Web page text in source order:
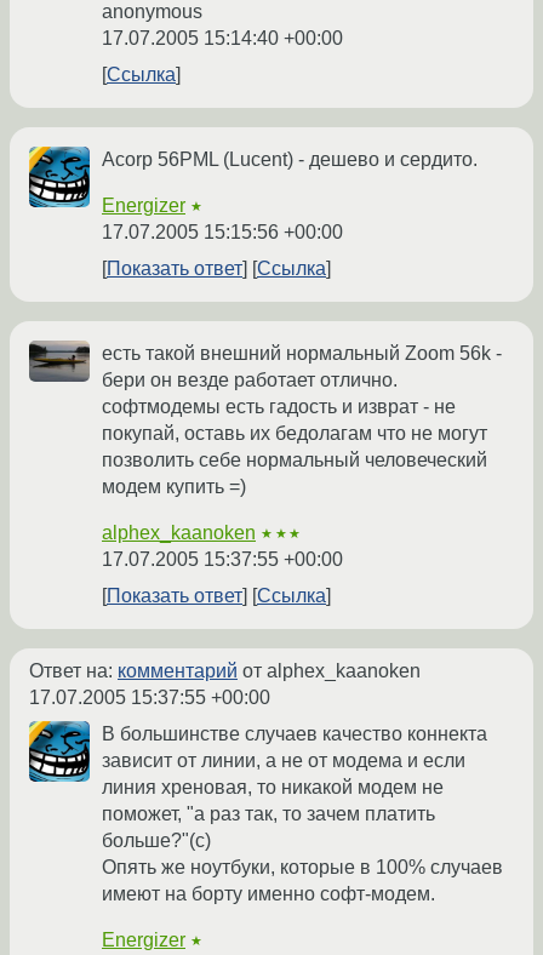
anonymous
17.07.2005 15:14:40 +00:00
Ссылка
Acorp 56PML (Lucent) - дешево и сердито.
Energizer ★
17.07.2005 15:15:56 +00:00
Показать ответ
Ссылка
есть такой внешний нормальный Zoom 56k -
бери он везде работает отлично.
софтмодемы есть гадость и изврат - не
покупай, оставь их бедолагам что не могут
позволить себе нормальный человеческий
модем купить =)
alphex_kaanoken ★★★
17.07.2005 15:37:55 +00:00
Показать ответ
Ссылка
Ответ на: комментарий от alphex_kaanoken
17.07.2005 15:37:55 +00:00
В большинстве случаев качество коннекта
зависит от линии, а не от модема и если
линия хреновая, то никакой модем не
поможет, "а раз так, то зачем платить
больше?"(с)
Опять же ноутбуки, которые в 100% случаев
имеют на борту именно софт-модем.
Energizer ★